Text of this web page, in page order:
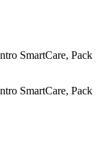
SmartCare, Pack
SmartCare, Pack